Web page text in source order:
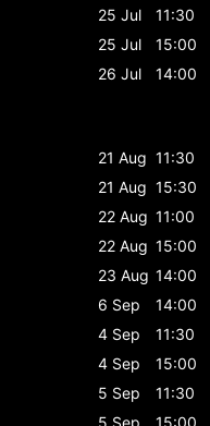
25 Jul
11:30
25 Jul
15:00
26 Jul
14:00
21 Aug 11:30
21 Aug 15:30
22 Aug 11:00
22 Aug 15:00
23 Aug 14:00
6 Sep
14:00
4 Sep
11:30
4 Sep
15:00
5 Sep
11:30
5 Sep
15:00